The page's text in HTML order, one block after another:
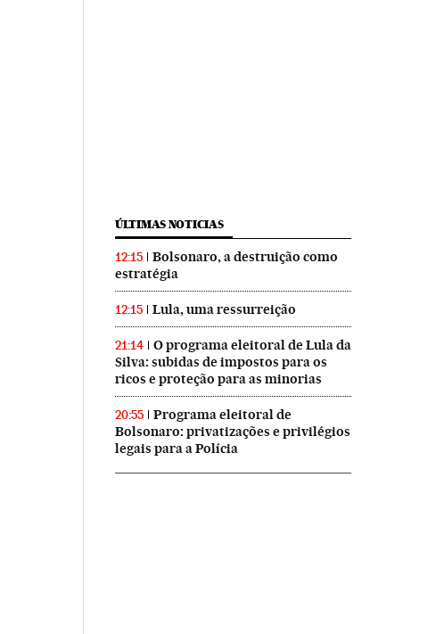
ÚLTIMAS NOTICIAS
12:15
Bolsonaro, a destruição como
estratégia
12:15 Lula, uma ressurreição
21:14
O programa eleitoral de Lula da
Silva: subidas de impostos para os
ricos e proteção para as minorias
20:55
Programa eleitoral de
Bolsonaro: privatizações e privilégios
legais para a Polícia